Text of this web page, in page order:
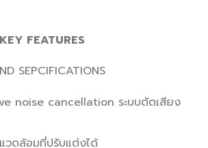
FEATURES
SEPCIFICATIONS
noise cancellation ระบบตัดเสียง
วดล้อมที่ปรับแต่งได้